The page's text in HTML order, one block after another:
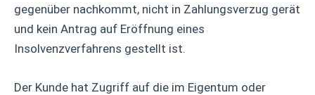
gegenüber nachkommt, nicht in Zahlungsverzug gerät
und kein Antrag auf Eröffnung eines
Insolvenzverfahrens gestellt ist.
Der Kunde hat Zugriff auf die im Eigentum oder